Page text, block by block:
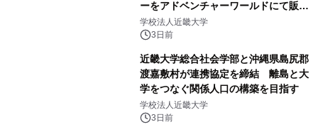
ーをアドベンチャーワールドにて販売
します パークでしか味わえない期間
限定スイーツを楽しんで♪
学校法人近畿大学
3日前
近畿大学総合社会学部と沖縄県島尻郡
渡嘉敷村が連携協定を締結 離島と大
学をつなぐ関係人口の構築を目指す
学校法人近畿大学
3日前